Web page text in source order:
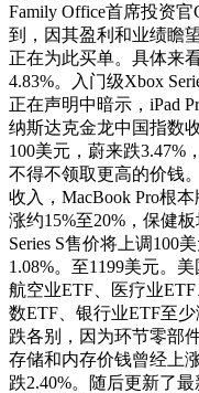
Family Office首席投资
到，因其盈利和业绩瞻
正在为此买单。具体来
4.83%。入门级Xbox
正在声明中暗示，iPad
纳斯达克金龙中国指数
100美元，蔚来跌3.47%
不得不领取更高的价钱
收入，MacBook Pro根
涨约15%至20%，保健
Series S售价将上调100
1.08%。至1199美元。
航空业ETF、医疗业
数ETF、银行业ETF至
跌各别，因为环节零部
存储和内存价钱曾经上
跌2.40%。随后更新了